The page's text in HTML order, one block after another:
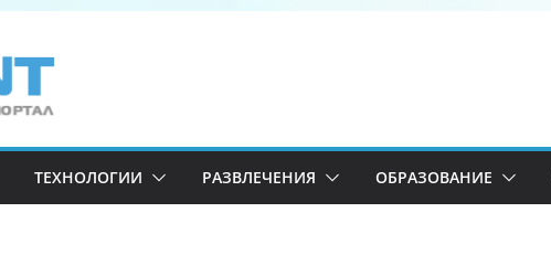
ТЕХНОЛОГИИ РАЗВЛЕЧЕНИЯ ОБРАЗОВАНИЕ